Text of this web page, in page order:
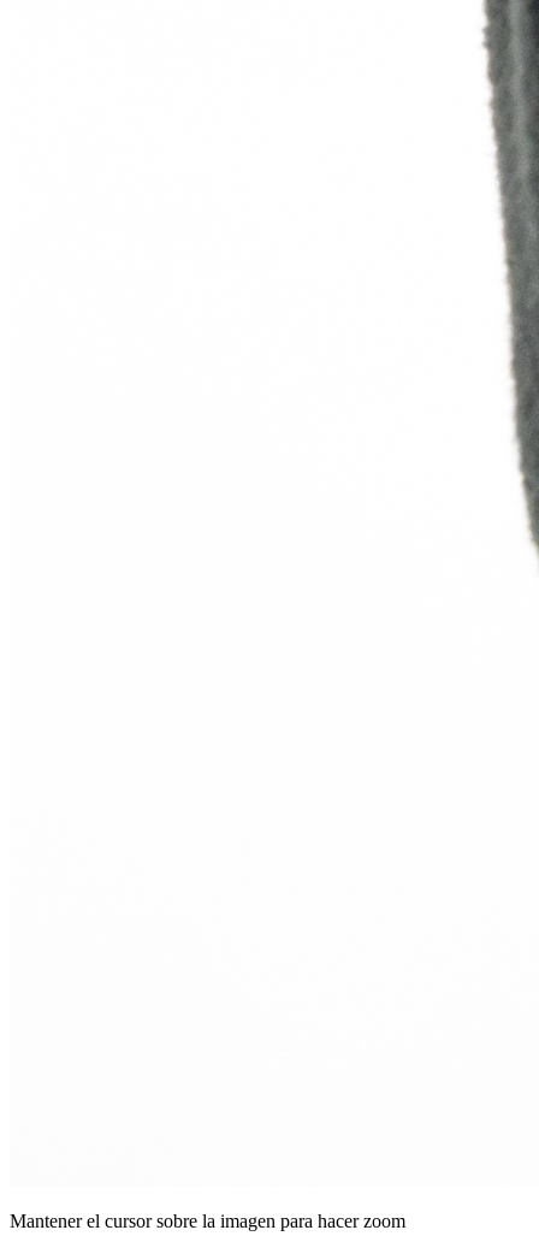
Mantener el cursor sobre la imagen para hacer zoom